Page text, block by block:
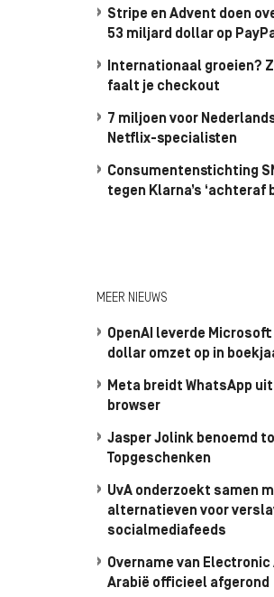
Stripe en Advent doen
53 miljard dollar op
Internationaal groeien?
faalt je checkout
7 miljoen voor
Netflix-specialisten
Consumentenstichting
tegen Klarna’s ‘achteraf
MEER NIEUWS
OpenAI leverde
dollar omzet op in
Meta breidt WhatsApp
browser
Jasper Jolink benoemd
Topgeschenken
UvA onderzoekt samen
alternatieven voor
socialmediafeeds
Overname van
Arabië officieel afgerond